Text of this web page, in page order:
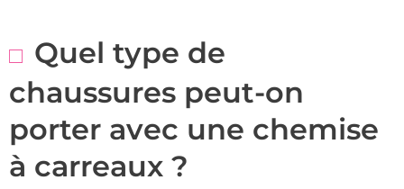
Quel type de
chaussures peut-on
porter avec une chemise
à carreaux ?